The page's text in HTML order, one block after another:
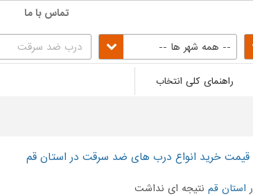
تماس با ما
-- همه شهر ها --
راهنمای کلی انتخاب
قیمت خرید انواع درب های ضد سرقت در استان قم
استان قم نتیجه ای نداشت